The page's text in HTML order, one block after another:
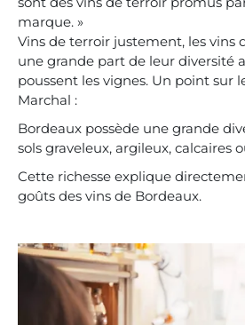
marque. »
Vins de terroir justement, les vins
une grande part de leur diversité
poussent les vignes. Un point sur
Marchal :
Bordeaux possède une grande
sols graveleux, argileux, calcaires
Cette richesse explique
goûts des vins de Bordeaux.